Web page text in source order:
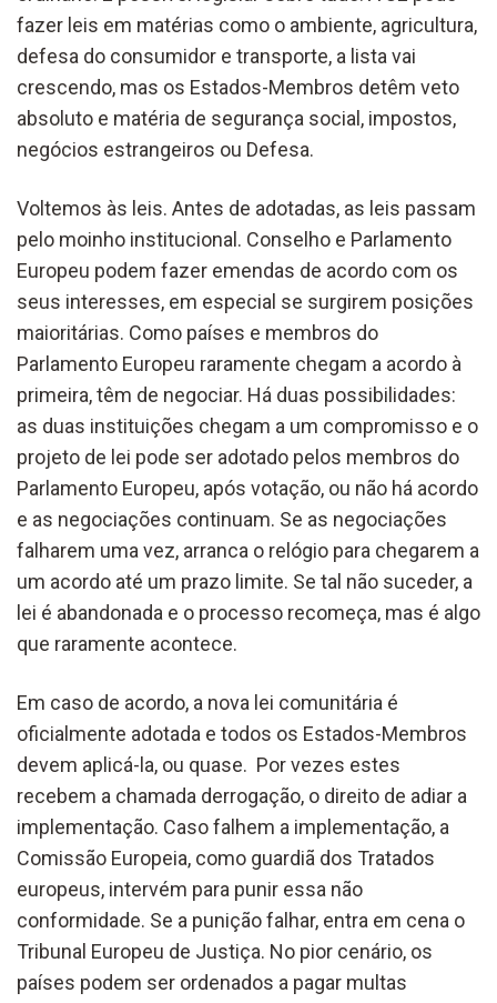
fazer leis em matérias como o ambiente, agricultura,
defesa do consumidor e transporte, a lista vai
crescendo, mas os Estados-Membros detêm veto
absoluto e matéria de segurança social, impostos,
negócios estrangeiros ou Defesa.
Voltemos às leis. Antes de adotadas, as leis passam
pelo moinho institucional. Conselho e Parlamento
Europeu podem fazer emendas de acordo com os
seus interesses, em especial se surgirem posições
maioritárias. Como países e membros do
Parlamento Europeu raramente chegam a acordo à
primeira, têm de negociar. Há duas possibilidades:
as duas instituições chegam a um compromisso e o
projeto de lei pode ser adotado pelos membros do
Parlamento Europeu, após votação, ou não há acordo
e as negociações continuam. Se as negociações
falharem uma vez, arranca o relógio para chegarem a
um acordo até um prazo limite. Se tal não suceder, a
lei é abandonada e o processo recomeça, mas é algo
que raramente acontece.
Em caso de acordo, a nova lei comunitária é
oficialmente adotada e todos os Estados-Membros
devem aplicá-la, ou quase. Por vezes estes
recebem a chamada derrogação, o direito de adiar a
implementação. Caso falhem a implementação, a
Comissão Europeia, como guardiã dos Tratados
europeus, intervém para punir essa não
conformidade. Se a punição falhar, entra em cena o
Tribunal Europeu de Justiça. No pior cenário, os
países podem ser ordenados a pagar multas